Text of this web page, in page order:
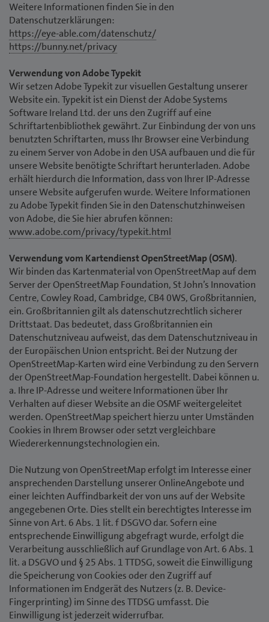
Weitere Informationen finden Sie in den
Datenschutzerklärungen:
https://eye-able.com/datenschutz/
https://bunny.net/privacy
Verwendung von Adobe Typekit
Wir setzen Adobe Typekit zur visuellen Gestaltung unserer
Website ein. Typekit ist ein Dienst der Adobe Systems
Software Ireland Ltd. der uns den Zugriff auf eine
Schriftartenbibliothek gewährt. Zur Einbindung der von uns
benutzten Schriftarten, muss Ihr Browser eine Verbindung
zu einem Server von Adobe in den USA aufbauen und die für
unsere Website benötigte Schriftart herunterladen. Adobe
erhält hierdurch die Information, dass von Ihrer IP-Adresse
unsere Website aufgerufen wurde. Weitere Informationen
zu Adobe Typekit finden Sie in den Datenschutzhinweisen
von Adobe, die Sie hier abrufen können:
www.adobe.com/privacy/typekit.html
Verwendung vom Kartendienst OpenStreetMap (OSM).
Wir binden das Kartenmaterial von OpenStreetMap auf dem
Server der OpenStreetMap Foundation, St John’s Innovation
Centre, Cowley Road, Cambridge, CB4 0WS, Großbritannien,
ein. Großbritannien gilt als datenschutzrechtlich sicherer
Drittstaat. Das bedeutet, dass Großbritannien ein
Datenschutzniveau aufweist, das dem Datenschutzniveau in
der Europäischen Union entspricht. Bei der Nutzung der
OpenStreetMap-Karten wird eine Verbindung zu den Servern
der OpenStreetMap-Foundation hergestellt. Dabei können u.
a. Ihre IP-Adresse und weitere Informationen über Ihr
Verhalten auf dieser Website an die OSMF weitergeleitet
werden. OpenStreetMap speichert hierzu unter Umständen
Cookies in Ihrem Browser oder setzt vergleichbare
Wiedererkennungstechnologien ein.
Die Nutzung von OpenStreetMap erfolgt im Interesse einer
ansprechenden Darstellung unserer OnlineAngebote und
einer leichten Auffindbarkeit der von uns auf der Website
angegebenen Orte. Dies stellt ein berechtigtes Interesse im
Sinne von Art. 6 Abs. 1 lit. f DSGVO dar. Sofern eine
entsprechende Einwilligung abgefragt wurde, erfolgt die
Verarbeitung ausschließlich auf Grundlage von Art. 6 Abs. 1
lit. a DSGVO und § 25 Abs. 1 TTDSG, soweit die Einwilligung
die Speicherung von Cookies oder den Zugriff auf
Informationen im Endgerät des Nutzers (z. B. Device-
Fingerprinting) im Sinne des TTDSG umfasst. Die
Einwilligung ist jederzeit widerrufbar.